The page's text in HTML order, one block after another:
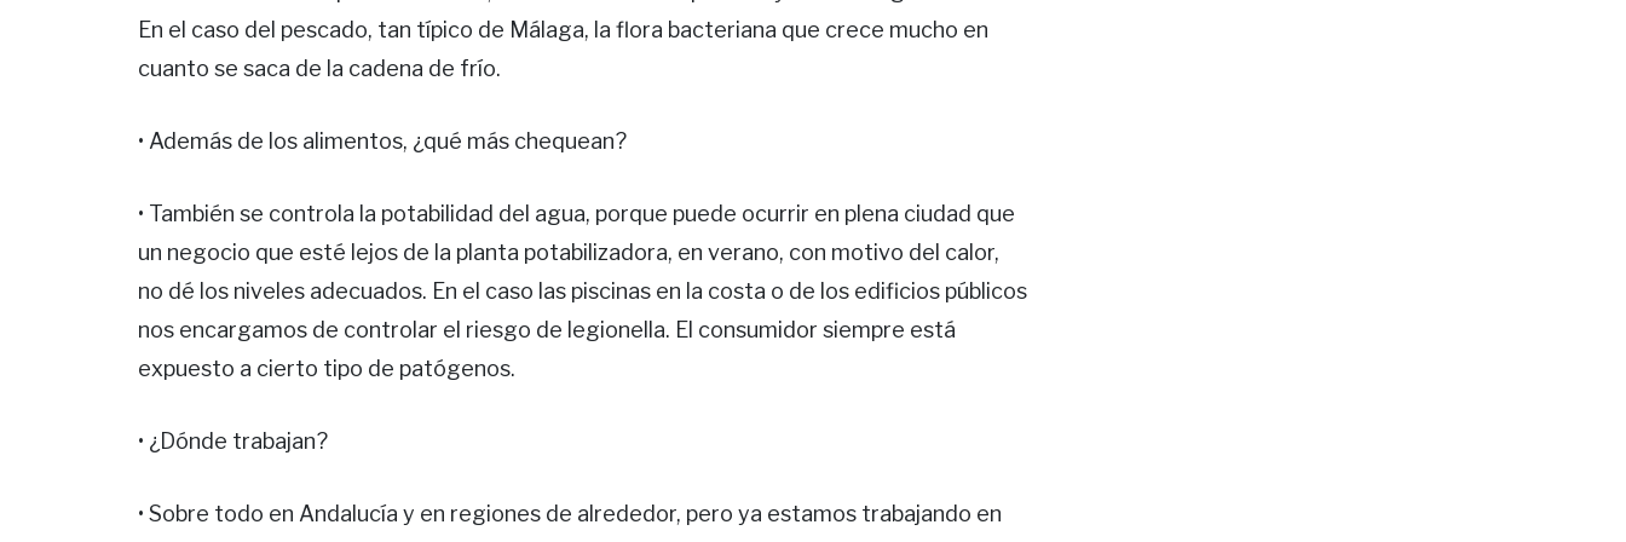
En el caso del pescado, tan típico de Málaga, la flora bacteriana que crece mucho en
cuanto se saca de la cadena de frío.
• Además de los alimentos, ¿qué más chequean?
• También se controla la potabilidad del agua, porque puede ocurrir en plena ciudad que
un negocio que esté lejos de la planta potabilizadora, en verano, con motivo del calor,
no dé los niveles adecuados. En el caso las piscinas en la costa o de los edificios públicos
nos encargamos de controlar el riesgo de legionella. El consumidor siempre está
expuesto a cierto tipo de patógenos.
• ¿Dónde trabajan?
• Sobre todo en Andalucía y en regiones de alrededor, pero ya estamos trabajando en